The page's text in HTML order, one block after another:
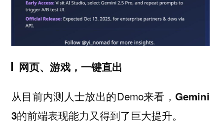
网页、游戏，一键直出
从目前内测人士放出的Demo来看，Gemini
3的前端表现能力又得到了巨大提升。